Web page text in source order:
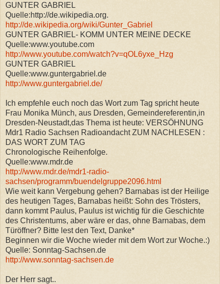
GUNTER GABRIEL
Quelle:http://de.wikipedia.org.
http://de.wikipedia.org/wiki/Gunter_Gabriel
GUNTER GABRIEL- KOMM UNTER MEINE DECKE
Quelle:www.youtube.com
http://www.youtube.com/watch?v=qOL6yxe_Hzg
GUNTER GABRIEL
Quelle:www.guntergabriel.de
http://www.guntergabriel.de/
Ich empfehle euch noch das Wort zum Tag spricht heute
Frau Monika Münch, aus Dresden, Gemeindereferentin,in
Dresden-Neustadt,das Thema ist heute: VERSÖHNUNG
Mdr1 Radio Sachsen Radioandacht ZUM NACHLESEN :
DAS WORT ZUM TAG
Chronologische Reihenfolge.
Quelle:www.mdr.de
http://www.mdr.de/mdr1-radio-
sachsen/programm/buendelgruppe2096.html
Wie weit kann Vergebung gehen? Barnabas ist der Heilige
des heutigen Tages, Barnabas heißt: Sohn des Trösters,
dann kommt Paulus, Paulus ist wichtig für die Geschichte
des Christentums, aber wäre er das, ohne Barnabas, dem
Türöffner? Bitte lest den Text, Danke*
Beginnen wir die Woche wieder mit dem Wort zur Woche.:)
Quelle: Sonntag-Sachsen.de
http://www.sonntag-sachsen.de
Der Herr sagt..